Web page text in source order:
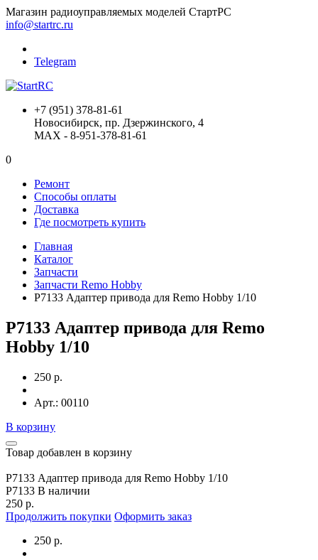
Магазин радиоуправляемых моделей СтартРС
info@startrc.ru
Telegram
+7 (951) 378-81-61
Новосибирск, пр. Дзержинского, 4
MAX - 8-951-378-81-61
0
Ремонт
Способы оплаты
Доставка
Где посмотреть купить
Главная
Каталог
Запчасти
Запчасти Remo Hobby
P7133 Адаптер привода для Remo Hobby 1/10
P7133 Адаптер привода для Remo
Hobby 1/10
250 р.
Арт.: 00110
В корзину
Товар добавлен в корзину
P7133 Адаптер привода для Remo Hobby 1/10
P7133 В наличии
250 р.
Продолжить покупки Оформить заказ
250 р.